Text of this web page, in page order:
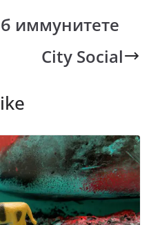
gr
a иммунитете
City Social